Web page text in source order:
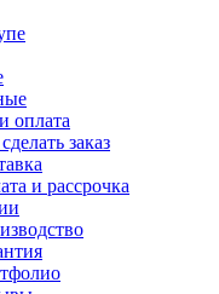
оплата
заказ
и рассрочка